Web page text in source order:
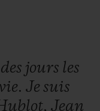
uniques dont
le jour
balle
de
des jours les
Je suis
Jean